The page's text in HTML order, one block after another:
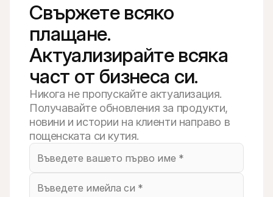
Свържете всяко
плащане.
Актуализирайте всяка
част от бизнеса си.
Никога не пропускайте актуализация.
Получавайте обновления за продукти,
новини и истории на клиенти направо в
пощенската си кутия.